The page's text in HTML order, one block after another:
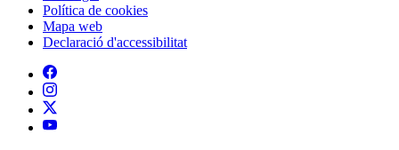
Política de cookies
Mapa web
Declaració d'accessibilitat